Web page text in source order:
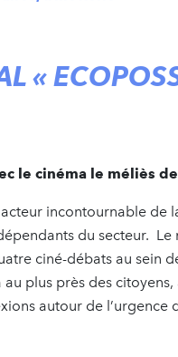
«
le cinéma le méliès
acteur incontournable
du secteur.
ciné-débats au sein
au plus près des
autour de